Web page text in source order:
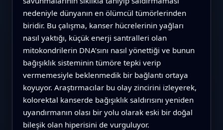
nedeniyle dünyanın en ölümcül tümörlerinden
biridir. Bu çalışma, kanser hücrelerinin yağları
nasıl yaktığı, küçük enerji santralleri olan
mitokondrilerin DNA’sını nasıl yönettiği ve bunun
bağışıklık sisteminin tümöre tepki verip
vermemesiyle beklenmedik bir bağlantı ortaya
koyuyor. Araştırmacılar bu olay zincirini izleyerek,
kolorektal kanserde bağışıklık saldırısını yeniden
uyandırmanın olası bir yolu olarak eski bir doğal
bileşik olan hiperisini de vurguluyor.